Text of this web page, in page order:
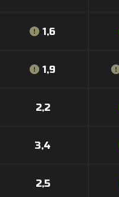
1,6
1,9
2,2
3,4
2,5